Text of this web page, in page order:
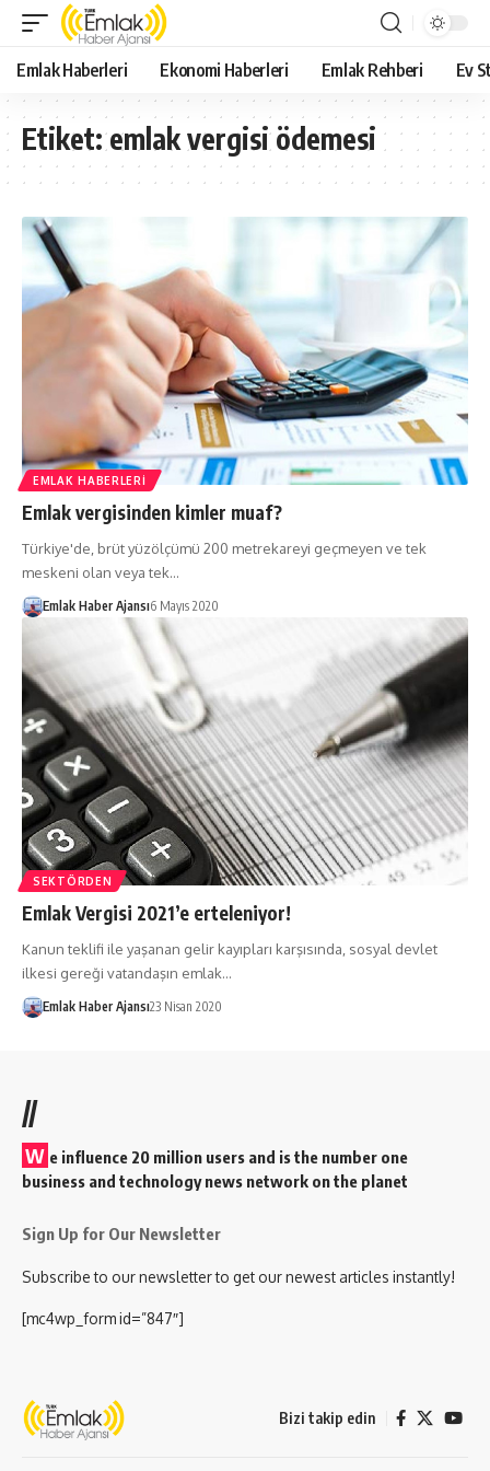
Emlak Haberleri Ekonomi Haberleri Emlak Rehberi Ev
Etiket:emlak vergisi ödemesi
EMLAK HABERLERI
Emlak vergisinden kimler muaf?
Türkiye'de, brüt yüzölçümü 200 metrekareyi geçmeyen ve tek
meskeni olan veya tek…
Emlak Haber Ajansı6 Mayıs 2020
SEKTÖRDEN
Emlak Vergisi 2021’e erteleniyor!
Kanun teklifi ile yaşanan gelir kayıpları karşısında, sosyal devlet
ilkesi gereği vatandaşın emlak…
Emlak Haber Ajansı23 Nisan 2020
//
W e influence 20 million users and is the number one
business and technology news network on the planet
Sign Up for Our Newsletter
Subscribe to our newsletter to get our newest articles instantly!
[mc4wp_form id=”847″]
Bizi takip edin